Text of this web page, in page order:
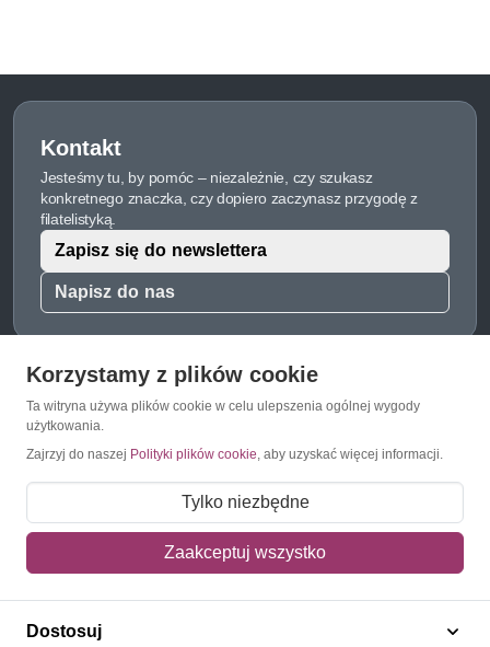
Kontakt
Jesteśmy tu, by pomóc – niezależnie, czy szukasz
konkretnego znaczka, czy dopiero zaczynasz przygodę z
filatelistyką.
Napisz do nas
Zapisz się do newslettera
O Znaczkopol.pl
O nas
Regulamin
Polityka prywatności
Korzystamy z plików cookie
Ta witryna używa plików cookie w celu ulepszenia ogólnej wygody
użytkowania.
Zajrzyj do naszej Polityki plików cookie, aby uzyskać więcej informacji.
Tylko niezbędne
Zaakceptuj wszystko
Dostosuj